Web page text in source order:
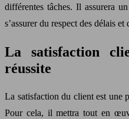
différentes tâches. Il assurera
s’assurer du respect des délais
La satisfaction
réussite
La satisfaction du client est une
Pour cela, il mettra tout en